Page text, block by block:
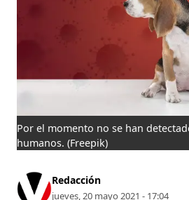
Por el momento no se han
humanos. (Freepik)
Redacción
jueves, 20 mayo 2021 - 17:04